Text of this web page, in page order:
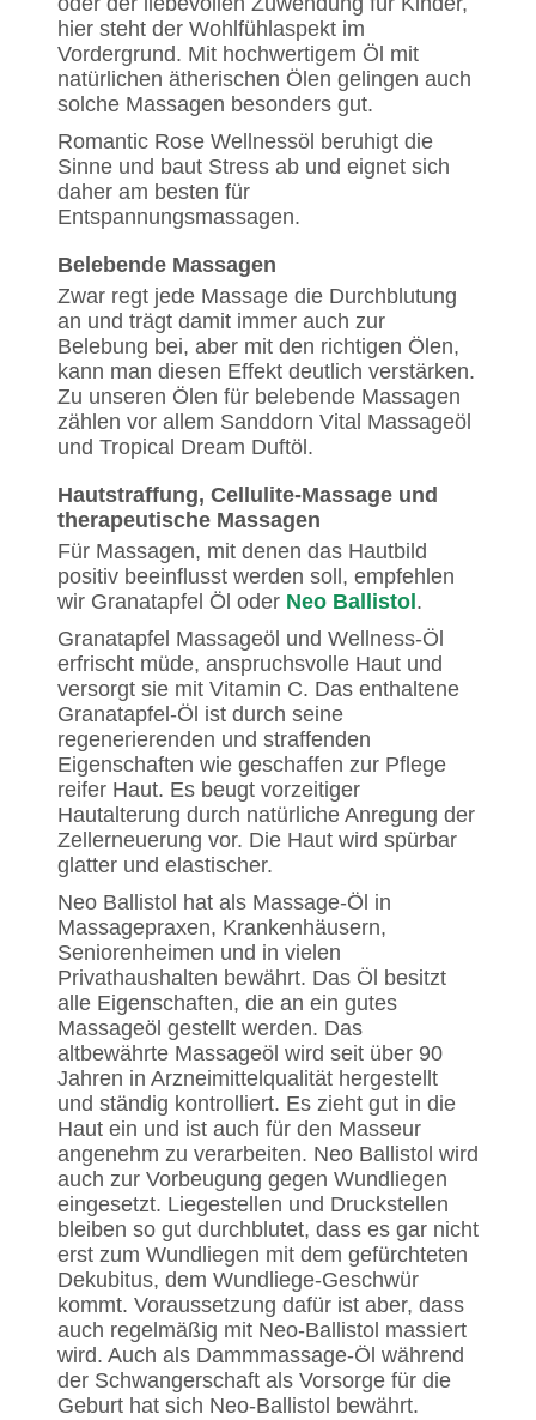
hier steht der Wohlfühlaspekt im
Vordergrund. Mit hochwertigem Öl mit
natürlichen ätherischen Ölen gelingen auch
solche Massagen besonders gut.
Romantic Rose Wellnessöl beruhigt die
Sinne und baut Stress ab und eignet sich
daher am besten für
Entspannungsmassagen.
Belebende Massagen
Zwar regt jede Massage die Durchblutung
an und trägt damit immer auch zur
Belebung bei, aber mit den richtigen Ölen,
kann man diesen Effekt deutlich verstärken.
Zu unseren Ölen für belebende Massagen
zählen vor allem Sanddorn Vital Massageöl
und Tropical Dream Duftöl.
Hautstraffung, Cellulite-Massage und
therapeutische Massagen
Für Massagen, mit denen das Hautbild
positiv beeinflusst werden soll, empfehlen
wir Granatapfel Öl oder Neo Ballistol .
Granatapfel Massageöl und Wellness-Öl
erfrischt müde, anspruchsvolle Haut und
versorgt sie mit Vitamin C. Das enthaltene
Granatapfel-Öl ist durch seine
regenerierenden und straffenden
Eigenschaften wie geschaffen zur Pflege
reifer Haut. Es beugt vorzeitiger
Hautalterung durch natürliche Anregung der
Zellerneuerung vor. Die Haut wird spürbar
glatter und elastischer.
Neo Ballistol hat als Massage-Öl in
Massagepraxen, Krankenhäusern,
Seniorenheimen und in vielen
Privathaushalten bewährt. Das Öl besitzt
alle Eigenschaften, die an ein gutes
Massageöl gestellt werden. Das
altbewährte Massageöl wird seit über 90
Jahren in Arzneimittelqualität hergestellt
und ständig kontrolliert. Es zieht gut in die
Haut ein und ist auch für den Masseur
angenehm zu verarbeiten. Neo Ballistol wird
auch zur Vorbeugung gegen Wundliegen
eingesetzt. Liegestellen und Druckstellen
bleiben so gut durchblutet, dass es gar nicht
erst zum Wundliegen mit dem gefürchteten
Dekubitus, dem Wundliege-Geschwür
kommt. Voraussetzung dafür ist aber, dass
auch regelmäßig mit Neo-Ballistol massiert
wird. Auch als Dammmassage-Öl während
der Schwangerschaft als Vorsorge für die
Geburt hat sich Neo-Ballistol bewährt.